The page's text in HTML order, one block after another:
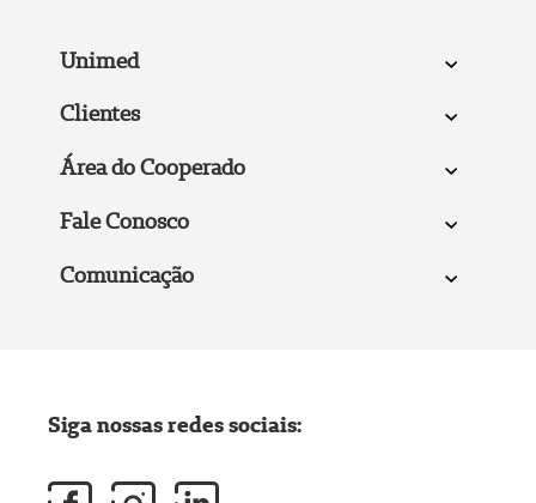
Unimed
Clientes
Área do Cooperado
Fale Conosco
Comunicação
Siga nossas redes sociais: